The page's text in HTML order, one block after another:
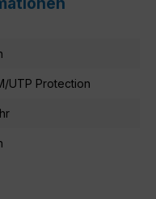
UTP Protection